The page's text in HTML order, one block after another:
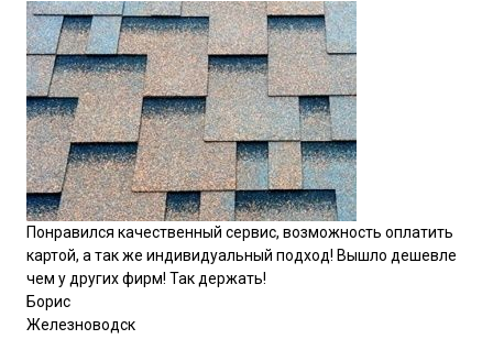
Понравился качественный сервис, возможность оплатить
картой, а так же индивидуальный подход! Вышло дешевле
чем у других фирм! Так держать!
Борис
Железноводск